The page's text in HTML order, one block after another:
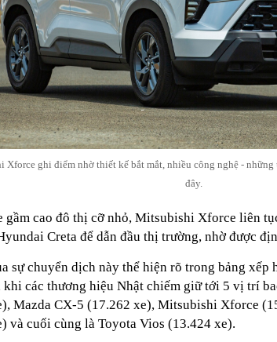
Xforce ghi điểm nhờ thiết kế bắt mắt, nhiều công nghệ - những
đây.
gầm cao đô thị cỡ nhỏ, Mitsubishi Xforce liên
Creta để dẫn đầu thị trường, nhờ được
sự chuyển dịch này thể hiện rõ trong bảng xếp
khi các thương hiệu Nhật chiếm giữ tới 5 vị trí
Mazda CX-5 (17.262 xe), Mitsubishi Xforce
và cuối cùng là Toyota Vios (13.424 xe).